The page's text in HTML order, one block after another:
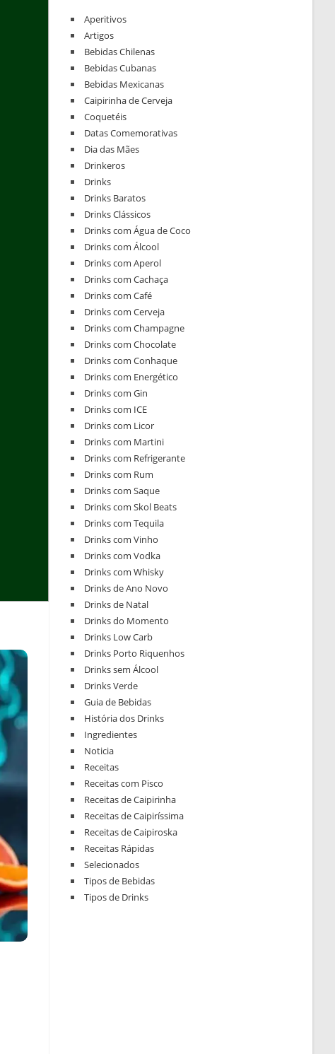
Aperitivos
Artigos
Bebidas Chilenas
Bebidas Cubanas
Bebidas Mexicanas
Caipirinha de Cerveja
Coquetéis
Datas Comemorativas
Dia das Mães
Drinkeros
Drinks
Drinks Baratos
Drinks Clássicos
Drinks com Água de Coco
Drinks com Álcool
Drinks com Aperol
Drinks com Cachaça
Drinks com Café
Drinks com Cerveja
Drinks com Champagne
Drinks com Chocolate
Drinks com Conhaque
Drinks com Energético
Drinks com Gin
Drinks com ICE
Drinks com Licor
Drinks com Martini
Drinks com Refrigerante
Drinks com Rum
Drinks com Saque
Drinks com Skol Beats
Drinks com Tequila
Drinks com Vinho
Drinks com Vodka
Drinks com Whisky
Drinks de Ano Novo
Drinks de Natal
Drinks do Momento
Drinks Low Carb
Drinks Porto Riquenhos
Drinks sem Álcool
Drinks Verde
Guia de Bebidas
História dos Drinks
Ingredientes
Noticia
Receitas
Receitas com Pisco
Receitas de Caipirinha
Receitas de Caipiríssima
Receitas de Caipiroska
Receitas Rápidas
Selecionados
Tipos de Bebidas
Tipos de Drinks